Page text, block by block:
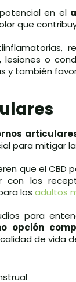
en el
que
lesiones o
y también
para mitigar
que el
con los
los adultos
para
opción
de vida